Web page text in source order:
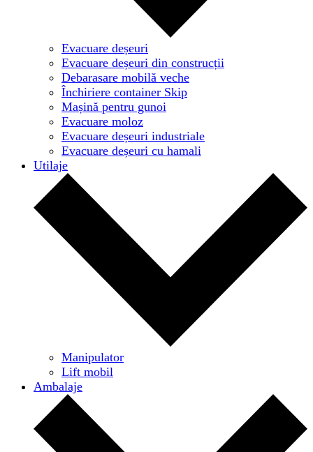
Evacuare deșeuri
Evacuare deșeuri din construcții
Debarasare mobilă veche
Închiriere container Skip
Mașină pentru gunoi
Evacuare moloz
Evacuare deșeuri industriale
Evacuare deșeuri cu hamali
Utilaje
Manipulator
Lift mobil
Ambalaje